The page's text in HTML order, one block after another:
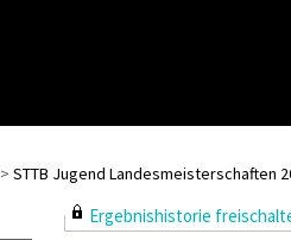
> STTB Jugend Landesmeisterschaften
Ergebnishistorie